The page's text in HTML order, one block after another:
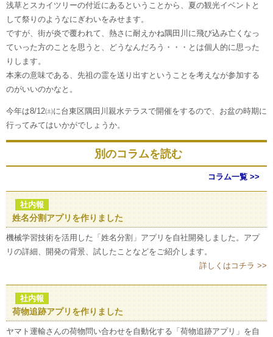
浅草とスカイツリーの付近にあるということから、夏の観光イベントと
して祭りのようなにぎわいをみせます。
ですが、街が炎で覆われて、熱さに耐えかね隅田川に飛び込み亡くなっ
ていった方のことを思うと、どうなんだろう・・・とは個人的に思った
りします。
本来の意味である、先祖の霊を送り出すということを考えなが参加する
のがいいのかなと。
今年は8/12㈯に台東区隅田川親水テラスで開催をするので、お盆の時期に
行ってみてはいかがでしょうか。
別のコラムを読む
コラム一覧 >>
社内報
姓名分割アプリを作りました
機械学習技術を活用した「姓名分割」アプリを自社開発しました。アプ
リの詳細、開発の背景、試したことなどをご紹介します。
詳しくはコチラ >>
社内報
荷物追跡アプリを作りました
ヤマト運輸さんの荷物問い合わせを自動化する「荷物追跡アプリ」を自